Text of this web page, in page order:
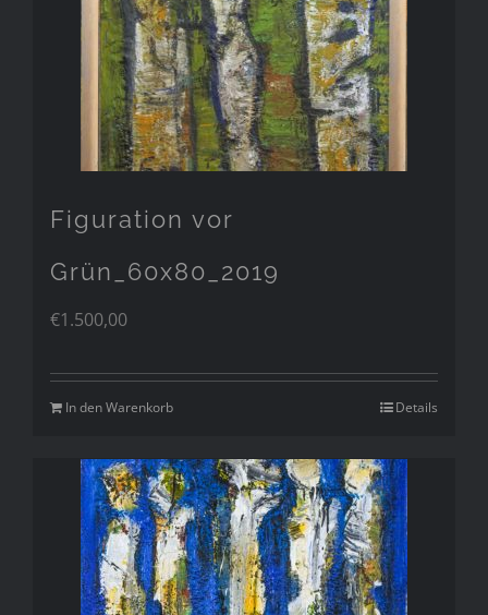
Figuration vor
Grün_60x80_2019
€1.500,00
In den Warenkorb Details